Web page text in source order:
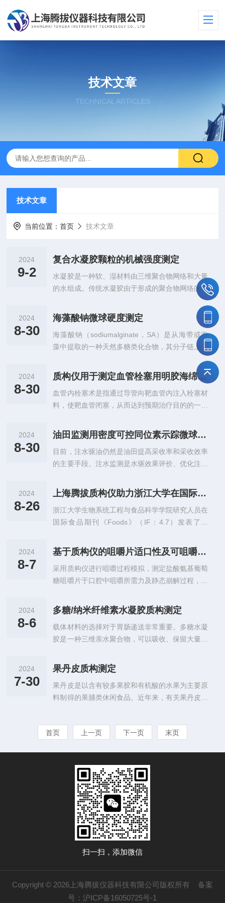
技术文章
TECHNICAL ARTICLES
技术文章
当前位置：首页 技术文章
2024
9-2
复合水凝胶颗粒的机械强度测定
水凝胶是一种软、湿材料由三维聚合物网络和大量
的水组成。传统水凝胶由于形成的聚合物网络的不
均匀性和缺乏有效的能量耗散机制,导致水凝胶柔
软、脆弱、易碎通常没有足够的机械强度来满足实
际工业和生物医学应用的要求。为了提升水凝胶的
机械性能,将机械坚固、高长径比的纳米级填料掺
入聚合物基体中制备出了纳米复合水凝胶,由于其
较大的比表面积,可以提高所得到的复合材料的力
学性能、热稳定性和润胀性能。纤维素纳米纤丝(c
ellulosenanofibrils,CNF)是一种纳米级微细纤维,具
有较高的机...
2024
8-30
海藻酸钠微球硬度测定
海藻酸钠（sodiumalginate，SA）是从海带或海
藻中提取的一种天然多糖类化合物，其分子链上含
产生具有“蛋盒”构型的不溶性凝胶吸附染料。海藻
酸钠具有价格低廉，对细胞相对毒性较小，固定化
成型方便，传质性能好等特点，成为目前废水处理
中应用zuiguang的包埋剂之一。但是海藻酸钙微
陷，可以将其他聚合物与海藻酸钠混合制备混合微
2024
8-30
质构仪用于测定血管栓塞用明胶海绵微球的强度
血管内栓塞术是指通过导管向靶血管内注入栓塞材
料，使靶血管闭塞，从而达到预期治疗目的的一种
塞靶血管治疗各种原因导致的出血、消除器官功
能、治疗血管畸形及动静脉瘘等血管病，栓塞肿瘤
供血血管和血流改道等多个方面。栓塞材料的性质
在很大程度上决定了栓塞血管的层次、持续时间以
临床常用的可吸收材料包括明胶海绵、海藻酸等，
其生物相容性好，有成熟的临床应用经验，可生...
2024
8-30
油田监测用密度可控同位素示踪微球抗压强度测定
目前，注水驱油仍然是油田提高采收率和采收效率
的主要手段。注水监测是水驱效果评价、优化注水
层性能好、施工简单、成本低、可靠性好等优点，
测井数据可以用来分析单井、井组、区块和剩余油
饱和度，是油田广泛应用的重要生产监测方法。同
位素示踪注水剖面测井所用的示踪剂是球形固体颗
流的作用下形成悬浮液，在注水压力下悬浮液按比
性强度与注水量成正比，通过分析放射...
2024
8-26
上海腾拔质构仪助力浙江大学在国际食品期刊发表关于馒头的论文
浙江大学生物系统工程与食品科学学院研究人员在
国际食品期刊《Foods》（IF：4.7）发表了题
yrrhizauralensisPolysaccharidesａndEvaluationo
fItsQualityａndPerformanceAttributes"的研究性
论文。在该论文中，研究人员利用上海腾拔Univer
salTA质构仪用于测定中国馒头的硬度、弹性、咀
2024
8-7
基于质构仪的咀嚼片适口性及可咀嚼性评估
采用质构仪进行咀嚼过程模拟，测定盐酸氨基葡萄
糖咀嚼片于口腔中咀嚼所需力及静态崩解过程，评
的评估咀嚼片的破碎力受其处方工艺、大小、形
状、厚度、力的作用方向等影响，其中力的作用方
向与咀嚼过程中牙齿咬合方向有关，与咀嚼片特性
无关，因此本研究仅探讨力的作用方向对咀嚼片破
片于口腔中被嚼碎的过程。连接探头，分别从轴
时间-力曲线图中shou个峰值力代表破碎力，...
2024
8-6
多糖/纳米纤维素水凝胶质构测定
载体材料的选择对于胃肠递送非常重要。多糖水凝
胶是一种三维亲水聚合物，可以吸收、保留大量的
微胶囊），水凝胶因其宏观的体积特性、可调节的
黏弹性、可嵌入的大空间结构，满足益生菌包埋条
件成为良好的胃肠递送载体。大多数天然多糖可以
顺利的通过胃到达肠，其中海藻酸钠（SA）、黄
胶壁材。SA水凝胶可以在酸性或胃液中为生物活
性物质提供保护，XAN可在较高的温度和较大的p
2024
7-30
果丹皮质构测定
果丹皮是以含有较多果胶和有机酸的水果为主要原
料制得的果脯类休闲食品。近年来，有关果丹皮的
萝卜、西红柿、海带等蔬菜制作复合果蔬果丹皮。
头将果丹皮样品放于柱形探头的正下方，测试条件
如下：测试模式：全质构分析(TPA）测试前速
度：0.5mm/s测试速度：0.5mm/s测试后速度...
首页 上一页 下一页 末页
扫一扫，添加微信
Copyright © 2026上海腾拔仪器科技有限公司版权所有 备案
号：沪ICP备16050725号-1